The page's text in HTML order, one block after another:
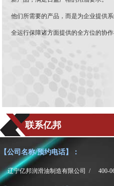
他们所需要的产品，而是为企业提供
全运行保障诸方面提供的全方位的协
联系亿邦
【公司名称/预约电话】：
辽宁亿邦润滑油制造有限公司 / 400-